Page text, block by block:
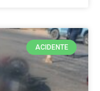
ACIDENTE